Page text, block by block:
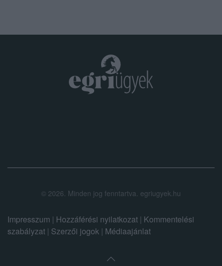
© 2026. Minden jog fenntartva. egriugyek.hu
Impresszum | Hozzáférési nyilatkozat | Kommentelési
szabályzat | Szerzői jogok | Médiaajánlat